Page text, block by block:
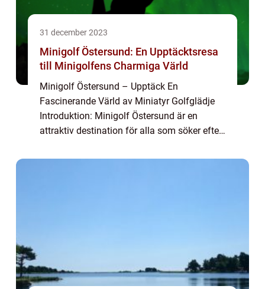
31 december 2023
Minigolf Östersund: En Upptäcktsresa
till Minigolfens Charmiga Värld
Minigolf Östersund – Upptäck En
Fascinerande Värld av Miniatyr Golfglädje
Introduktion: Minigolf Östersund är en
attraktiv destination för alla som söker efter
utforska en spännande värld där miniaty...